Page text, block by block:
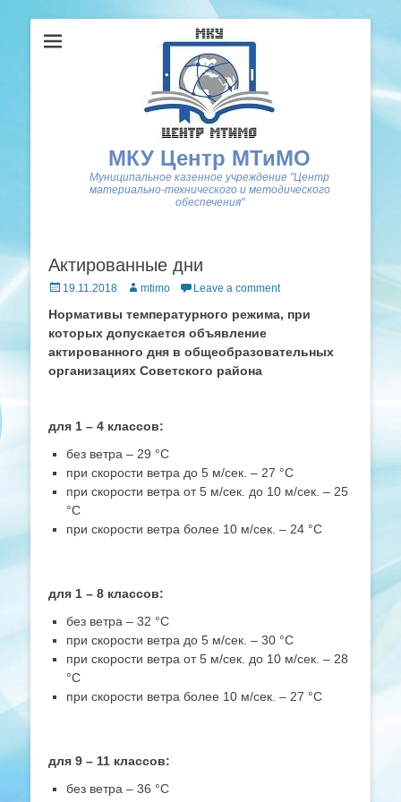
МКУ Центр МТиМО
Муниципальное казенное учреждение "Центр
материально-технического и методического
обеспечения"
Актированные дни
Posted
19.11.2018 Author
mtimo Leave a comment
Нормативы температурного режима, при
которых допускается объявление
актированного дня в общеобразовательных
организациях Советского района
для 1 – 4 классов:
без ветра – 29 °С
при скорости ветра до 5 м/сек. – 27 °С
при скорости ветра от 5 м/сек. до 10 м/сек. – 25
°С
при скорости ветра более 10 м/сек. – 24 °С
для 1 – 8 классов:
без ветра – 32 °С
при скорости ветра до 5 м/сек. – 30 °С
при скорости ветра от 5 м/сек. до 10 м/сек. – 28
°С
при скорости ветра более 10 м/сек. – 27 °С
для 9 – 11 классов:
без ветра – 36 °С